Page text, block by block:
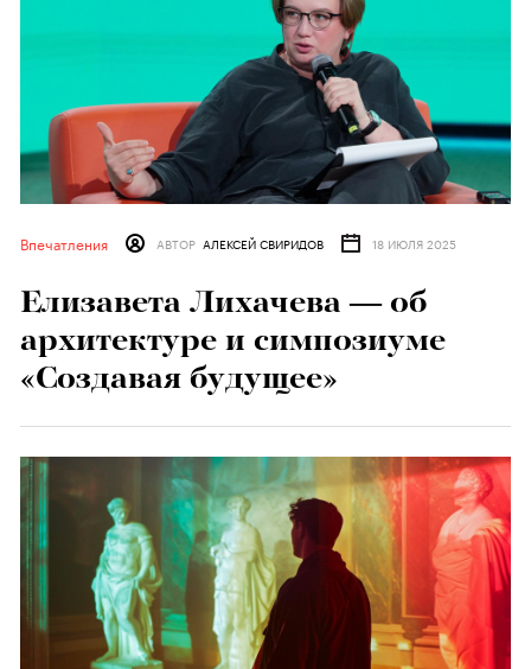
Впечатления АВТОР АЛЕКСЕЙ СВИРИДОВ 18 ИЮЛЯ 2025
Елизавета Лихачева — об
архитектуре и симпозиуме
«Создавая будущее»